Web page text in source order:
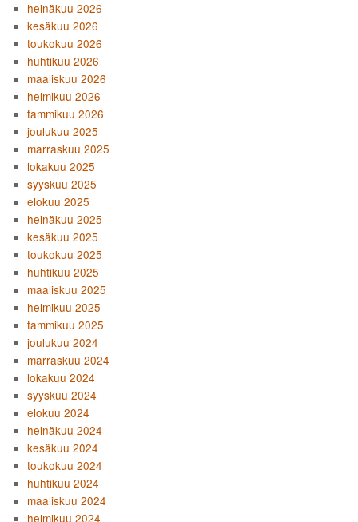
heinäkuu 2026
kesäkuu 2026
toukokuu 2026
huhtikuu 2026
maaliskuu 2026
helmikuu 2026
tammikuu 2026
joulukuu 2025
marraskuu 2025
lokakuu 2025
syyskuu 2025
elokuu 2025
heinäkuu 2025
kesäkuu 2025
toukokuu 2025
huhtikuu 2025
maaliskuu 2025
helmikuu 2025
tammikuu 2025
joulukuu 2024
marraskuu 2024
lokakuu 2024
syyskuu 2024
elokuu 2024
heinäkuu 2024
kesäkuu 2024
toukokuu 2024
huhtikuu 2024
maaliskuu 2024
helmikuu 2024